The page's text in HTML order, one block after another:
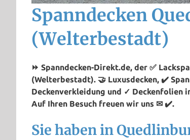
Spanndecken
(Welterbestadt)
⏩ Spanndecken-Direkt.de, der ✅
(Welterbestadt). 🤝 Luxusdecken, ✔️
Deckenverkleidung und ✓ Deckenfolien
Auf Ihren Besuch freuen wir uns ✉ ✔️.
Sie haben in